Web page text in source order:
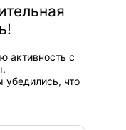
активность с
что